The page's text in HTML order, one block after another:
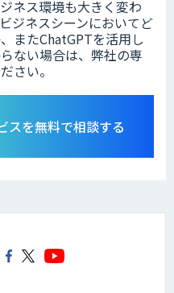
ネス環境も大きく変わ
ジネスシーンにおいてど
またChatGPTを活用し
ない場合は、弊社の専
さい。
スを無料で相談する